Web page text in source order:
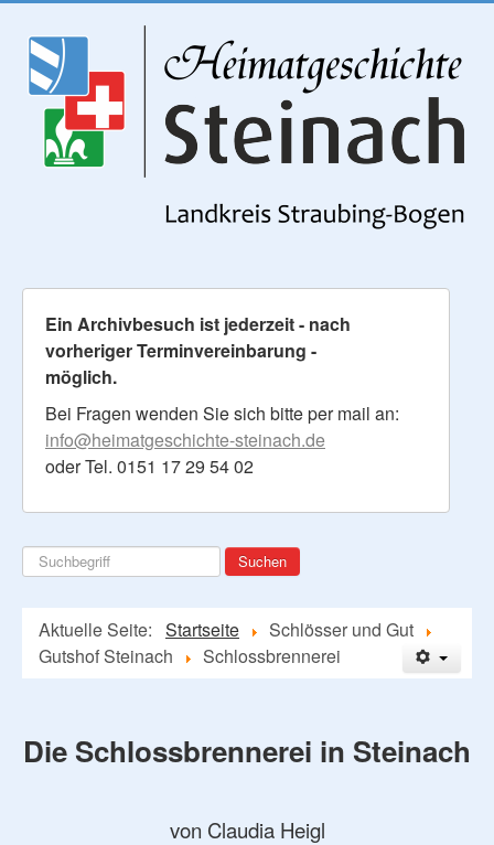
Ein Archivbesuch ist jederzeit - nach
vorheriger Terminvereinbarung -
möglich.
Bei Fragen wenden Sie sich bitte per mail an:
info@heimatgeschichte-steinach.de
oder Tel. 0151 17 29 54 02
Suchen
...
Suchen
Aktuelle Seite: Startseite
Schlösser und Gut
Gutshof Steinach
Schlossbrennerei
Die Schlossbrennerei in Steinach
von Claudia Heigl